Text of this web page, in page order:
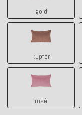
gold
kupfer
rosé